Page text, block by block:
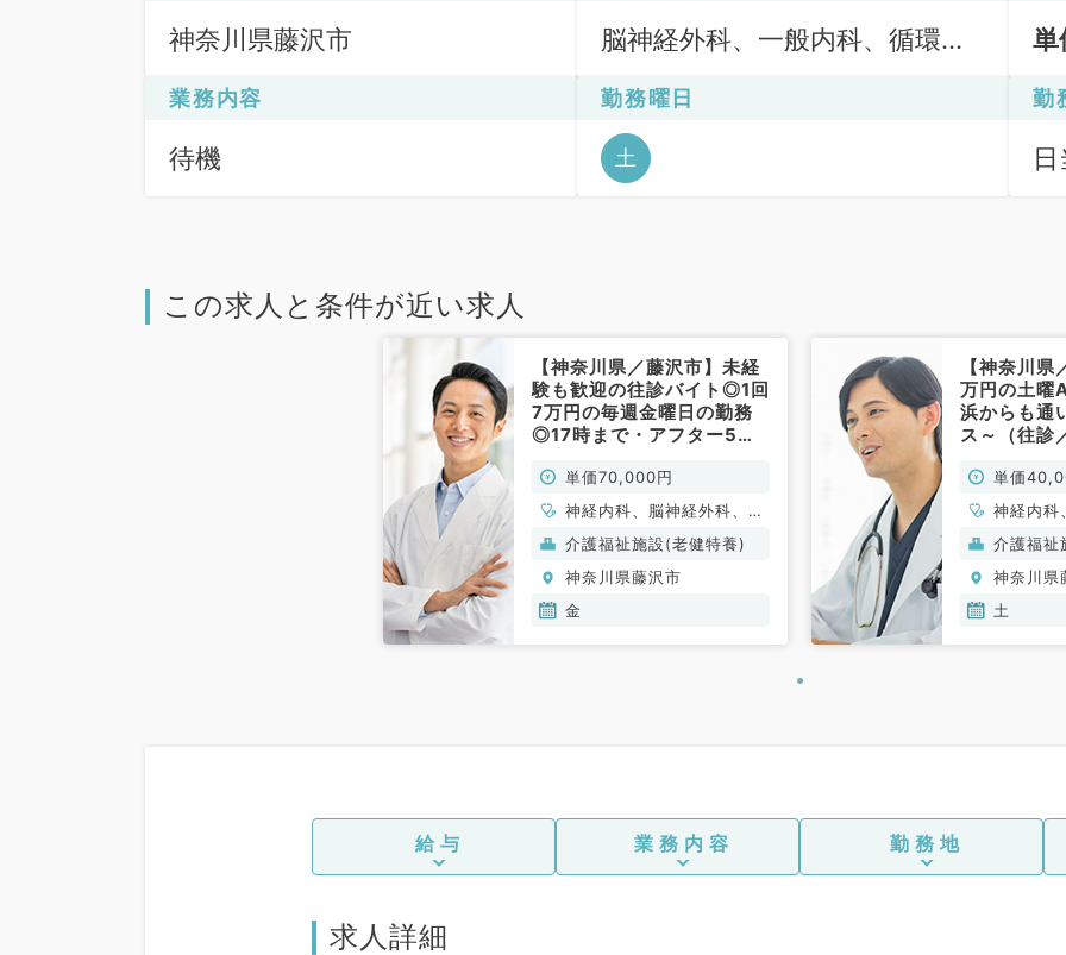
神奈川県藤沢市
脳神経外科、一般内科、循環器
科、内分泌・代謝内科、腎臓内
科、老年内科、外科系全般、一
業務内容
待機
勤務曜日
土
勤
この求人と条件が近い求人
【神奈川県／藤沢市】未経
験も歓迎の往診バイト◎1回
7万円の毎週金曜日の勤務
◎17時まで・アフター5を
勤）単価70,000円
神経内科、脳神経外科、一
般内科、老年内科、外科系
全般、一般外科
介護福祉施設(老健特養)
神奈川県藤沢市
金
【神奈川
万円の土曜
浜からも通
ス～（往診
単価
神経内科
般内科
全般、一
介護福祉
神奈川県
土
給与 業務内容 勤務地
求人詳細